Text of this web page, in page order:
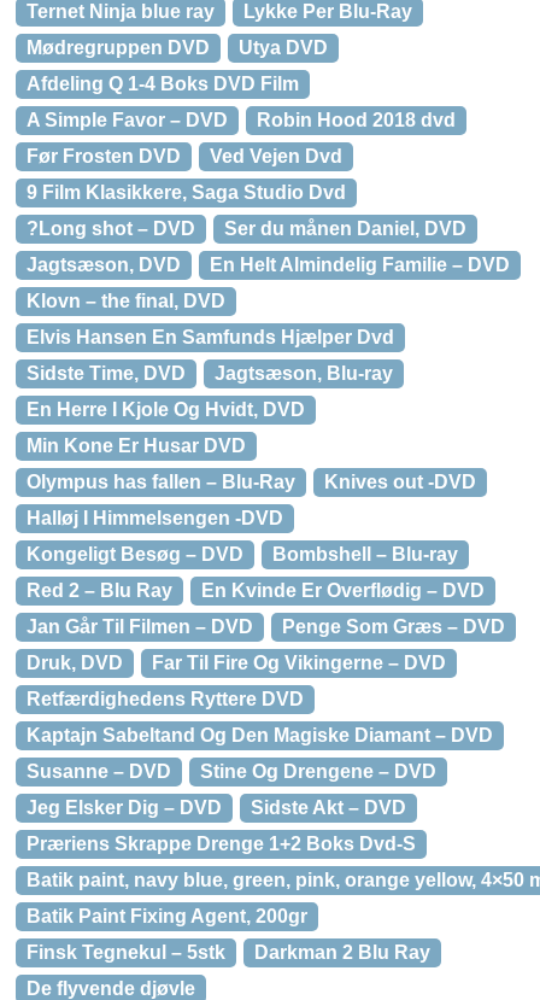
Ternet Ninja blue ray
Lykke Per Blu-Ray
Mødregruppen DVD
Utya DVD
Afdeling Q 1-4 Boks DVD Film
A Simple Favor – DVD
Robin Hood 2018 dvd
Før Frosten DVD
Ved Vejen Dvd
9 Film Klasikkere, Saga Studio Dvd
?Long shot – DVD
Ser du månen Daniel, DVD
Jagtsæson, DVD
En Helt Almindelig Familie – DVD
Klovn – the final, DVD
Elvis Hansen En Samfunds Hjælper Dvd
Sidste Time, DVD
Jagtsæson, Blu-ray
En Herre I Kjole Og Hvidt, DVD
Min Kone Er Husar DVD
Olympus has fallen – Blu-Ray
Knives out -DVD
Halløj I Himmelsengen -DVD
Kongeligt Besøg – DVD
Bombshell – Blu-ray
Red 2 – Blu Ray
En Kvinde Er Overflødig – DVD
Jan Går Til Filmen – DVD
Penge Som Græs – DVD
Druk, DVD
Far Til Fire Og Vikingerne – DVD
Retfærdighedens Ryttere DVD
Kaptajn Sabeltand Og Den Magiske Diamant – DVD
Susanne – DVD
Stine Og Drengene – DVD
Jeg Elsker Dig – DVD
Sidste Akt – DVD
Præriens Skrappe Drenge 1+2 Boks Dvd-S
Batik paint, navy blue, green, pink, orange yellow, 4×50
Batik Paint Fixing Agent, 200gr
Finsk Tegnekul – 5stk
Darkman 2 Blu Ray
De flyvende djøvle